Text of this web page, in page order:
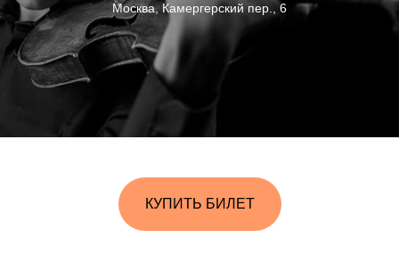
Москва, Камергерский пер., 6
КУПИТЬ БИЛЕТ